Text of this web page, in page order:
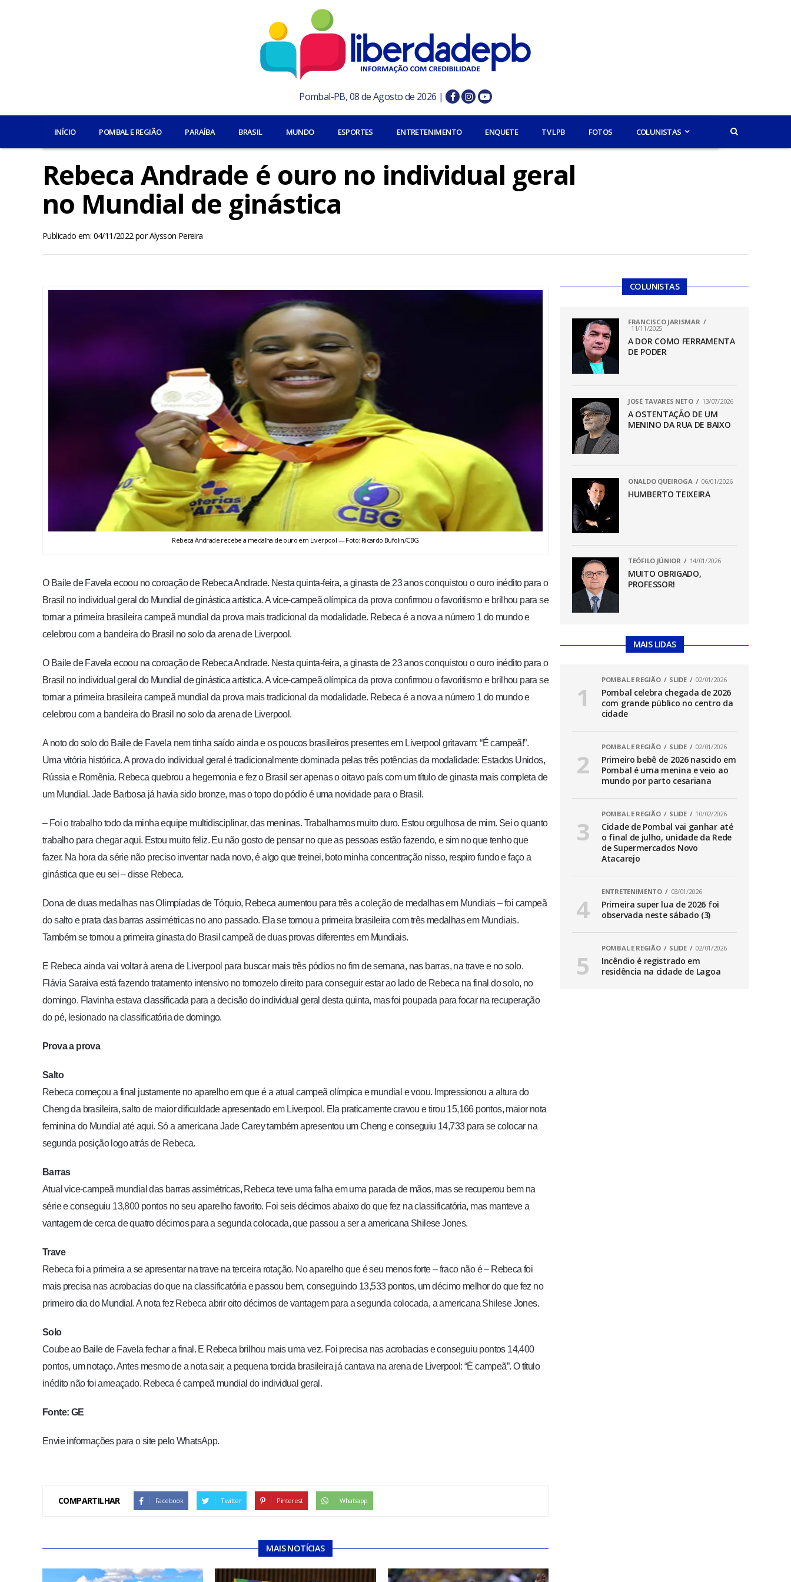
Pombal-PB, 08 de Agosto de 2026 |
INÍCIO POMBAL E REGIÃO PARAÍBA BRASIL MUNDO ESPORTES ENTRETENIMENTO ENQUETE TV LPB FOTOS COLUNISTAS
Rebeca Andrade é ouro no individual geral
no Mundial de ginástica
Publicado em: 04/11/2022porAlysson Pereira
Rebeca Andrade recebe a medalha de ouro em Liverpool — Foto: Ricardo Bufolin/CBG
O Baile de Favela ecoou no coroação de Rebeca Andrade. Nesta quinta-feira, a ginasta de 23 anos conquistou o ouro inédito para o
Brasil no individual geral do Mundial de ginástica artística. A vice-campeã olímpica da prova confirmou o favoritismo e brilhou para se
tornar a primeira brasileira campeã mundial da prova mais tradicional da modalidade. Rebeca é a nova a número 1 do mundo e
celebrou com a bandeira do Brasil no solo da arena de Liverpool.
O Baile de Favela ecoou na coroação de Rebeca Andrade. Nesta quinta-feira, a ginasta de 23 anos conquistou o ouro inédito para o
Brasil no individual geral do Mundial de ginástica artística. A vice-campeã olímpica da prova confirmou o favoritismo e brilhou para se
tornar a primeira brasileira campeã mundial da prova mais tradicional da modalidade. Rebeca é a nova a número 1 do mundo e
celebrou com a bandeira do Brasil no solo da arena de Liverpool.
A noto do solo do Baile de Favela nem tinha saído ainda e os poucos brasileiros presentes em Liverpool gritavam: “É campeã!”.
Uma vitória histórica. A prova do individual geral é tradicionalmente dominada pelas três potências da modalidade: Estados Unidos,
Rússia e Romênia. Rebeca quebrou a hegemonia e fez o Brasil ser apenas o oitavo país com um título de ginasta mais completa de
um Mundial. Jade Barbosa já havia sido bronze, mas o topo do pódio é uma novidade para o Brasil.
– Foi o trabalho todo da minha equipe multidisciplinar, das meninas. Trabalhamos muito duro. Estou orgulhosa de mim. Sei o quanto
trabalho para chegar aqui. Estou muito feliz. Eu não gosto de pensar no que as pessoas estão fazendo, e sim no que tenho que
fazer. Na hora da série não preciso inventar nada novo, é algo que treinei, boto minha concentração nisso, respiro fundo e faço a
ginástica que eu sei – disse Rebeca.
Dona de duas medalhas nas Olimpíadas de Tóquio, Rebeca aumentou para três a coleção de medalhas em Mundiais – foi campeã
do salto e prata das barras assimétricas no ano passado. Ela se tornou a primeira brasileira com três medalhas em Mundiais.
Também se tornou a primeira ginasta do Brasil campeã de duas provas diferentes em Mundiais.
E Rebeca ainda vai voltar à arena de Liverpool para buscar mais três pódios no fim de semana, nas barras, na trave e no solo.
Flávia Saraiva está fazendo tratamento intensivo no tornozelo direito para conseguir estar ao lado de Rebeca na final do solo, no
domingo. Flavinha estava classificada para a decisão do individual geral desta quinta, mas foi poupada para focar na recuperação
do pé, lesionado na classificatória de domingo.
Prova a prova
Salto
Rebeca começou a final justamente no aparelho em que é a atual campeã olímpica e mundial e voou. Impressionou a altura do
Cheng da brasileira, salto de maior dificuldade apresentado em Liverpool. Ela praticamente cravou e tirou 15,166 pontos, maior nota
feminina do Mundial até aqui. Só a americana Jade Carey também apresentou um Cheng e conseguiu 14,733 para se colocar na
segunda posição logo atrás de Rebeca.
Barras
Atual vice-campeã mundial das barras assimétricas, Rebeca teve uma falha em uma parada de mãos, mas se recuperou bem na
série e conseguiu 13,800 pontos no seu aparelho favorito. Foi seis décimos abaixo do que fez na classificatória, mas manteve a
vantagem de cerca de quatro décimos para a segunda colocada, que passou a ser a americana Shilese Jones.
Trave
Rebeca foi a primeira a se apresentar na trave na terceira rotação. No aparelho que é seu menos forte – fraco não é – Rebeca foi
mais precisa nas acrobacias do que na classificatória e passou bem, conseguindo 13,533 pontos, um décimo melhor do que fez no
primeiro dia do Mundial. A nota fez Rebeca abrir oito décimos de vantagem para a segunda colocada, a americana Shilese Jones.
Solo
Coube ao Baile de Favela fechar a final. E Rebeca brilhou mais uma vez. Foi precisa nas acrobacias e conseguiu pontos 14,400
pontos, um notaço. Antes mesmo de a nota sair, a pequena torcida brasileira já cantava na arena de Liverpool: “É campeã”. O título
inédito não foi ameaçado. Rebeca é campeã mundial do individual geral.
Fonte: GE
Envie informações para o site pelo WhatsApp.
COMPARTILHAR Facebook Twitter Pinterest Whatsapp
MAIS NOTÍCIAS
COLUNISTAS
FRANCISCO JARISMAR
11/11/2025
A DOR COMO FERRAMENTA
DE PODER
JOSÉ TAVARES NETO 13/07/2026
A OSTENTAÇÃO DE UM
MENINO DA RUA DE BAIXO
ONALDO QUEIROGA 06/01/2026
HUMBERTO TEIXEIRA
TEÓFILO JÚNIOR 14/01/2026
MUITO OBRIGADO,
PROFESSOR!
MAIS LIDAS
POMBAL E REGIÃO SLIDE 02/01/2026
Pombal celebra chegada de 2026
com grande público no centro da
cidade
POMBAL E REGIÃO SLIDE 02/01/2026
Primeiro bebê de 2026 nascido em
Pombal é uma menina e veio ao
mundo por parto cesariana
POMBAL E REGIÃO SLIDE 10/02/2026
Cidade de Pombal vai ganhar até
o final de julho, unidade da Rede
de Supermercados Novo
Atacarejo
ENTRETENIMENTO 03/01/2026
Primeira super lua de 2026 foi
observada neste sábado (3)
POMBAL E REGIÃO SLIDE 02/01/2026
Incêndio é registrado em
residência na cidade de Lagoa